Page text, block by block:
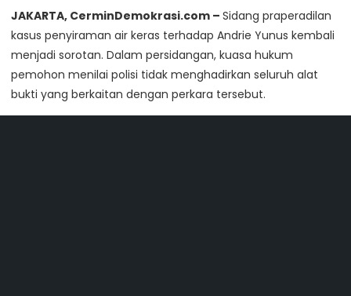
JAKARTA, CerminDemokrasi.com – Sidang praperadilan
kasus penyiraman air keras terhadap Andrie Yunus kembali
menjadi sorotan. Dalam persidangan, kuasa hukum
pemohon menilai polisi tidak menghadirkan seluruh alat
bukti yang berkaitan dengan perkara tersebut.